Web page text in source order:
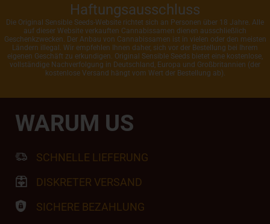
Haftungsausschluss
Die Original Sensible Seeds-Website richtet sich an Personen über 18 Jahre. Alle
auf dieser Website verkauften Cannabissamen dienen ausschließlich
Geschenkzwecken. Der Anbau von Cannabissamen ist in vielen oder den meisten
Ländern illegal. Wir empfehlen Ihnen daher, sich vor der Bestellung bei Ihrem
eigenen Geschäft zu erkundigen. Original Sensible Seeds bietet eine kostenlose,
vollständige Nachverfolgung in Deutschland, Europa und Großbritannien (der
kostenlose Versand hängt vom Wert der Bestellung ab).
WARUM US
SCHNELLE LIEFERUNG
DISKRETER VERSAND
SICHERE BEZAHLUNG